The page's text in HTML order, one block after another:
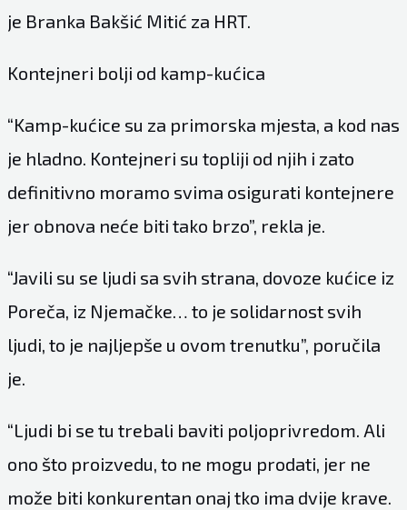
je Branka Bakšić Mitić za HRT.
Kontejneri bolji od kamp-kućica
“Kamp-kućice su za primorska mjesta, a kod nas
je hladno. Kontejneri su topliji od njih i zato
definitivno moramo svima osigurati kontejnere
jer obnova neće biti tako brzo”, rekla je.
“Javili su se ljudi sa svih strana, dovoze kućice iz
Poreča, iz Njemačke… to je solidarnost svih
ljudi, to je najljepše u ovom trenutku”, poručila
je.
“Ljudi bi se tu trebali baviti poljoprivredom. Ali
ono što proizvedu, to ne mogu prodati, jer ne
može biti konkurentan onaj tko ima dvije krave.